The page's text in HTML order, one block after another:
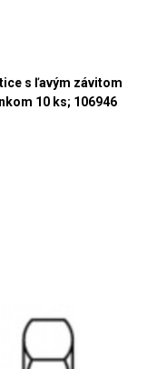
s ľavým závitom
10 ks; 106946